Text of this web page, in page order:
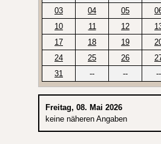
03
04 05
10
11 12
17
18 19
24
25 26
31
-- -- --
Freitag, 08. Mai 2026
keine näheren Angaben